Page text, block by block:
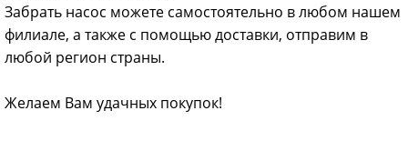
Забрать насос можете самостоятельно в любом нашем
филиале, а также с помощью доставки, отправим в
любой регион страны.
Желаем Вам удачных покупок!